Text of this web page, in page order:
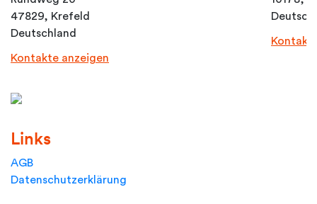
47829, Krefeld
Deutschland
Kontakte anzeigen
Links
AGB
Datenschutzerklärung